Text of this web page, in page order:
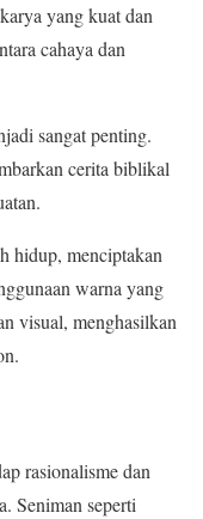
yang kuat dan
cahaya dan
sangat penting.
cerita biblikal
hidup, menciptakan
warna yang
visual, menghasilkan
rasionalisme dan
Seniman seperti